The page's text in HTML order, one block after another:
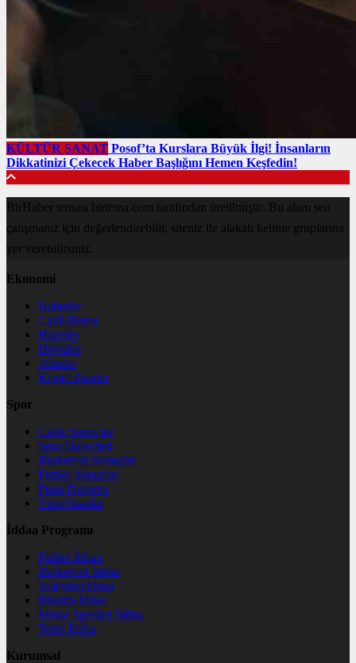
KÜLTÜR SANAT Posof’ta Kurslara Büyük İlgi! İnsanların
Dikkatinizi Çekecek Haber Başlığını Hemen Keşfedin!
BirHaber teması birtema.com tarafından üretilmiştir. Bu alanı seo
çalışmanız için değerlendirebilir, siteniz ile alakalı kelime gruplarına
yer verebilirsiniz.
Ekonomi
Haberler
Canlı Borsa
Hisseler
Dövizler
Altınlar
Kripto Paralar
Spor
Canlı Sonuçlar
Spor Haberleri
Basketbol Sonuçlar
Futbol Sonuçlar
Puan Durumu
Tüm Oranlar
İddaa Programı
Futbol İddaa
Basketbol İddaa
Voleybol İddaa
Bilardo İddaa
Motor Sporları İddaa
Tenis İddaa
Kurumsal